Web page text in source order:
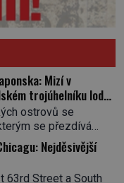
Mizí v
trojúhelníku lodě
síly?
ostrovů se
se přezdívá
se o lodích
podivných
proudech i mořských
Nejděsivější
63rd Street a South